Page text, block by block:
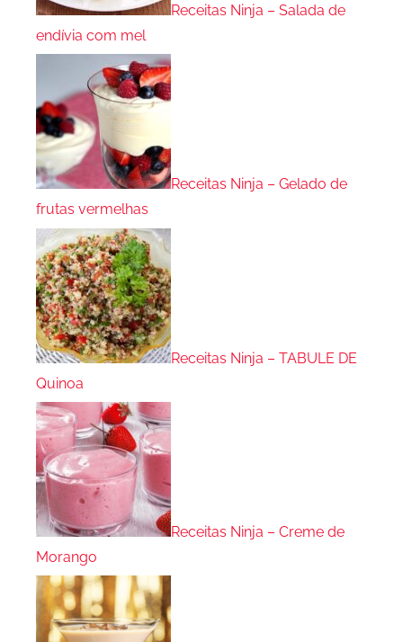
Receitas Ninja – Salada de
endívia com mel
Receitas Ninja – Gelado de
frutas vermelhas
Receitas Ninja – TABULE DE
Quinoa
Receitas Ninja – Creme de
Morango